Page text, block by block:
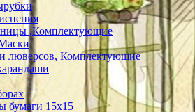
,Комплектующие
люверсов, Комплектующие
бумаги 15х15